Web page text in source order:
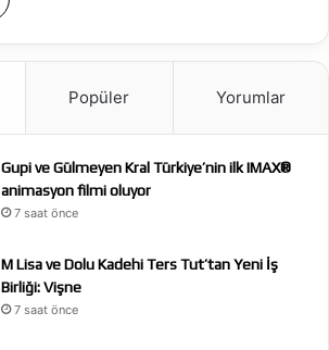
Popüler Yorumlar
Gupi ve Gülmeyen Kral Türkiye’nin ilk IMAX®
animasyon filmi oluyor
7 saat önce
M Lisa ve Dolu Kadehi Ters Tut’tan Yeni İş
Birliği: Vişne
7 saat önce